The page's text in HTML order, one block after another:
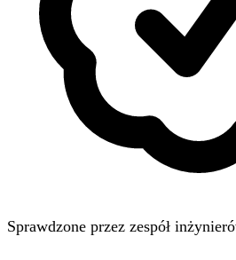
Sprawdzone przez zespół